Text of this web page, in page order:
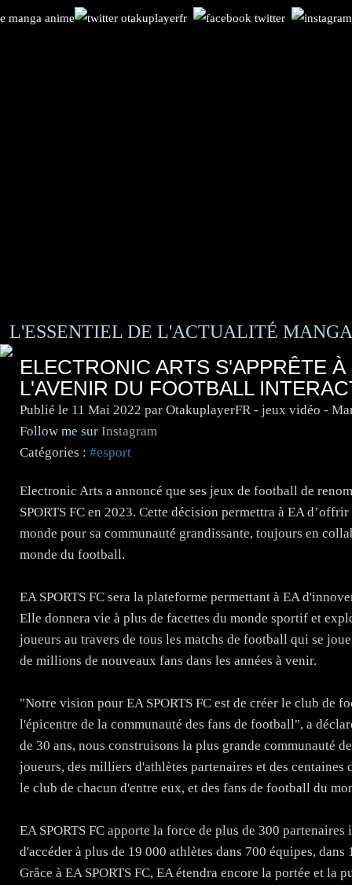
L'ESSENTIEL DE L'ACTUALITÉ
ELECTRONIC ARTS S'APPRÊTE
L'AVENIR DU FOOTBALL
Publié le 11 Mai 2022 par OtakuplayerFR - jeux vidéo -
Follow me sur Instagram
Catégories : #esport
Electronic Arts a annoncé que ses jeux de football de
SPORTS FC en 2023. Cette décision permettra à EA
monde pour sa communauté grandissante, toujours en
monde du football.
​EA SPORTS FC sera la plateforme permettant à EA
Elle donnera vie à plus de facettes du monde sportif et
joueurs au travers de tous les matchs de football qui se
de millions de nouveaux fans dans les années à venir.
"Notre vision pour EA SPORTS FC est de créer le club de
l'épicentre de la communauté des fans de football", a
de 30 ans, nous construisons la plus grande communauté
joueurs, des milliers d'athlètes partenaires et des centaines
le club de chacun d'entre eux, et des fans de football du
EA SPORTS FC apporte la force de plus de 300
d'accéder à plus de 19 000 athlètes dans 700 équipes,
Grâce à EA SPORTS FC, EA étendra encore la portée et